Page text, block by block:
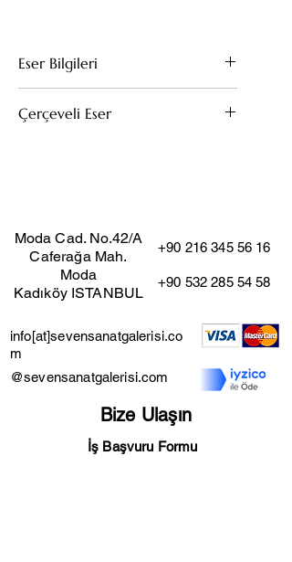
Eser Bilgileri
40X50
Çerçeveli Eser
Moda Cad. No.42/A
Caferağa Mah.
Moda
Kadıköy ISTANBUL
+90 216 345 56 16
+90 532 285 54 58
info[at]sevensanatgalerisi.co
m
@sevensanatgalerisi.com
Bize Ulaşın
İş Başvuru Formu